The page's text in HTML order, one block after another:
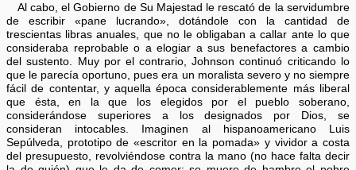
Al cabo, el Gobierno de Su Majestad le rescató de la servidumbre
de escribir «pane lucrando», dotándole con la cantidad de
trescientas libras anuales, que no le obligaban a callar ante lo que
consideraba reprobable o a elogiar a sus benefactores a cambio
del sustento. Muy por el contrario, Johnson continuó criticando lo
que le parecía oportuno, pues era un moralista severo y no siempre
fácil de contentar, y aquella época considerablemente más liberal
que ésta, en la que los elegidos por el pueblo soberano,
considerándose superiores a los designados por Dios, se
consideran intocables. Imaginen al hispanoamericano Luis
Sepúlveda, prototipo de «escritor en la pomada» y vividor a costa
del presupuesto, revolviéndose contra la mano (no hace falta decir